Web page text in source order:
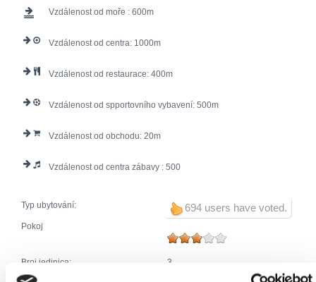
Vzdálenost od moře : 600
Vzdálenost od centra: 1000
Vzdálenost od restaurace: 400
Vzdálenost od spportovního vybavení: 500
Vzdálenost od obchodu: 20
Vzdálenost od centra zábavy : 500
694 users have voted.
Typ ubytování:
Pokoj
Broj jedinica:
3
Hlavní postele (počet):